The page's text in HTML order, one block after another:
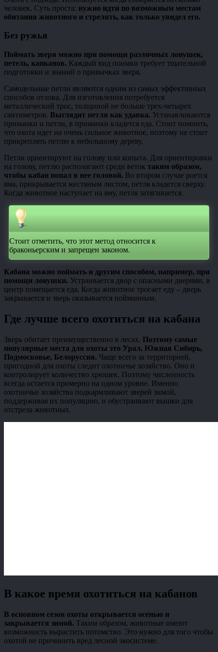
человек. Суть проста: нужно идти по возможным местам
обитания животного и стрелять, как только увидел его.
Без ружья
Поймать зверя можно при помощи различных ловушек,
петель, капканов. Каждый вид поимки требует тщательной
подготовки и знаний о привычках зверя.
Самодельные петли являются одним из самых эффективных
способов отлова. Для изготовления потребуется
металлический трос, толщиной не больше трех-четырех
сантиметров. Выглядит петля как удавка. Устанавливаются
приманки и петли, в приманки кладется еда. Стоит помнить,
что охота идет на очень сильное животное, поэтому не стоит
прикреплять петлю к небольшому дереву.
Петли ориентируют на голову или копыта. Для ориентировки
на голову, петлю располагают среди веток таким образом,
чтобы кабан попал в нее головой. Во втором случае роется
яма, прикрывается жестяным листом, петля кладется сверху.
Когда животное наступает на яму, петля затягивается.
Стоит отметить, что этот метод относится к
браконьерским и запрещен законом.
Кабана можно поймать и другим способом, например, при
помощи ловушки. Устраивается двор с опасными дверями, в
центр помещается еда. Когда животное трогает еду – дверь
закрывается и зверь оказывается пойманным.
Где лучше всего охотиться на кабана
Зверь обитает преимущественно в лесах. Поэтому самые
популярные места для охоты это Урал, Южная Сибирь,
Подмосковье, Белоруссия. Чаще всего за территорией,
пригодной для охоты следит охотничье хозяйство. Оно и
контролирует количество хрюшек. Поэтому численность
всегда остается примерно на одном уровне. Именно
охотничьи хозяйства подкармливают зверей зимой,
поддерживая их популяцию, и обустраивают вышки для
отстрела животных.
В какое время охотиться на кабанов
В основном сезон охоты открывается осенью и
закрывается зимой. Таким образом, животные имеют
возможность вырастить потомство. Это нужно для того чтобы
охотой не причинить вред лесной экосистеме.